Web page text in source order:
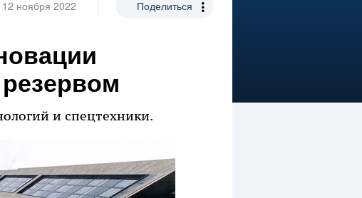
12 ноября 2022 Поделиться
и спецтехники.